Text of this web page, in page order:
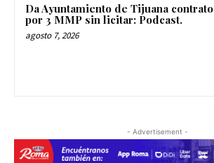
Da Ayuntamiento de Tijuana contrato
por 3 MMP sin licitar: Podcast.
agosto 7, 2026
- Advertisement -